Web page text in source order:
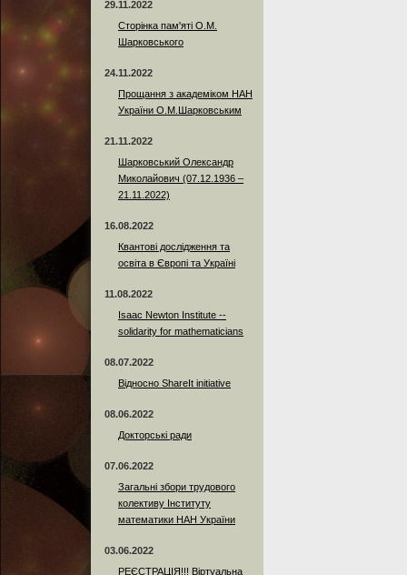
29.11.2022
Сторінка пам'яті О.М.
Шарковського
24.11.2022
Прощання з академіком НАН
України О.М.Шарковським
21.11.2022
Шарковський Олександр
Миколайович (07.12.1936 –
21.11.2022)
16.08.2022
Квантові дослідження та
освіта в Європі та Україні
11.08.2022
Isaac Newton Institute --
solidarity for mathematicians
08.07.2022
Відносно ShareIt initiative
08.06.2022
Докторські ради
07.06.2022
Загальні збори трудового
колективу Інституту
математики НАН України
03.06.2022
РЕЄСТРАЦІЯ!!! Віртуальна